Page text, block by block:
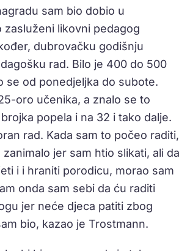
sam bio dobio u
zasluženi likovni pedagog
dubrovačku godišnju
rad. Bilo je 400 do 500
se od ponedjeljka do subote.
oro učenika, a znalo se to
popela i na 32 i tako dalje.
rad. Kada sam to počeo raditi,
jer sam htio slikati, ali da
i i hraniti porodicu, morao sam
onda sam sebi da ću raditi
jer neće djeca patiti zbog
bio, kazao je Trostmann.